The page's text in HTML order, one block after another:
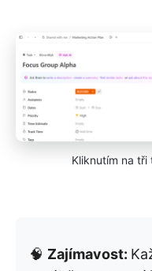
Kliknutím na
🧠 Zajímavost: